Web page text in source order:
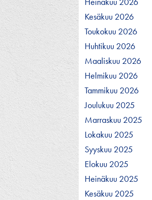
Kesäkuu 2026
Toukokuu 2026
Huhtikuu 2026
Maaliskuu 2026
Helmikuu 2026
Tammikuu 2026
Joulukuu 2025
Marraskuu 2025
Lokakuu 2025
Syyskuu 2025
Elokuu 2025
Heinäkuu 2025
Kesäkuu 2025